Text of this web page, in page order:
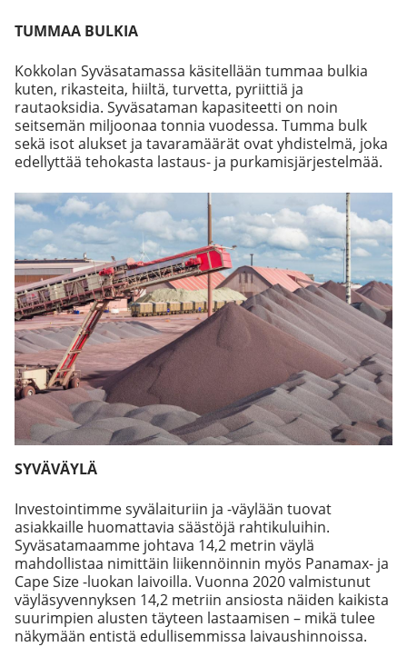
TUMMAA BULKIA
Kokkolan Syväsatamassa käsitellään tummaa bulkia
kuten, rikasteita, hiiltä, turvetta, pyriittiä ja
rautaoksidia. Syväsataman kapasiteetti on noin
seitsemän miljoonaa tonnia vuodessa. Tumma bulk
sekä isot alukset ja tavaramäärät ovat yhdistelmä, joka
edellyttää tehokasta lastaus- ja purkamisjärjestelmää.
SYVÄVÄYLÄ
Investointimme syvälaituriin ja -väylään tuovat
asiakkaille huomattavia säästöjä rahtikuluihin.
Syväsatamaamme johtava 14,2 metrin väylä
mahdollistaa nimittäin liikennöinnin myös Panamax- ja
Cape Size -luokan laivoilla. Vuonna 2020 valmistunut
väyläsyvennyksen 14,2 metriin ansiosta näiden kaikista
suurimpien alusten täyteen lastaamisen – mikä tulee
näkymään entistä edullisemmissa laivaushinnoissa.